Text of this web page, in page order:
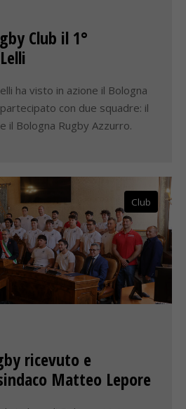
Club il 1°
ha visto in azione il Bologna
con due squadre: il
il Bologna Rugby Azzurro.
Club
ricevuto e
Matteo Lepore